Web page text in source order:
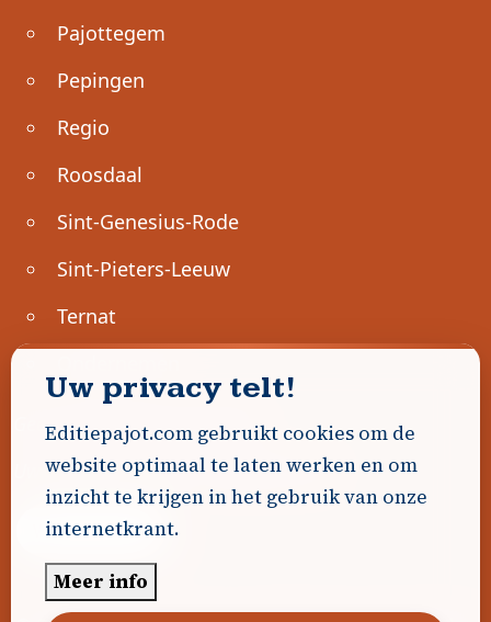
Pajottegem
Pepingen
Regio
Roosdaal
Sint-Genesius-Rode
Sint-Pieters-Leeuw
Ternat
Geen advertenties gevonden.
Uw advertentie hier? Contacteer ons!
Word Partner!
Uw privacy telt!
Editiepajot.com gebruikt cookies om de
website optimaal te laten werken en om
inzicht te krijgen in het gebruik van onze
internetkrant.
Meer info